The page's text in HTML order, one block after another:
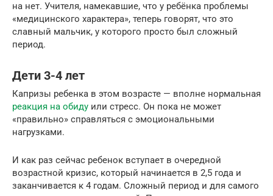
на нет. Учителя, намекавшие, что у ребёнка проблемы
«медицинского характера», теперь говорят, что это
славный мальчик, у которого просто был сложный
период.
Дети 3-4 лет
Капризы ребенка в этом возрасте — вполне нормальная
реакция на обиду или стресс. Он пока не может
«правильно» справляться с эмоциональными
нагрузками.
И как раз сейчас ребенок вступает в очередной
возрастной кризис, который начинается в 2,5 года и
заканчивается к 4 годам. Сложный период и для самого